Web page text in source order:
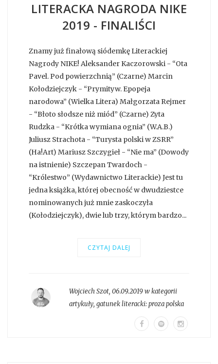
LITERACKA NAGRODA NIKE
2019 - FINALIŚCI
Znamy już finałową siódemkę Literackiej
Nagrody NIKE! Aleksander Kaczorowski - “Ota
Pavel. Pod powierzchnią” (Czarne) Marcin
Kołodziejczyk - “Prymityw. Epopeja
narodowa” (Wielka Litera) Małgorzata Rejmer
- “Błoto słodsze niż miód” (Czarne) Zyta
Rudzka - “Krótka wymiana ognia” (W.A.B.)
Juliusz Strachota - “Turysta polski w ZSRR”
(Ha!Art) Mariusz Szczygieł - “Nie ma” (Dowody
na istnienie) Szczepan Twardoch -
“Królestwo” (Wydawnictwo Literackie) Jest tu
jedna książka, której obecność w dwudziestce
nominowanych już mnie zaskoczyła
(Kołodziejczyk), dwie lub trzy, którym bardzo...
CZYTAJ DALEJ
Wojciech Szot, 06.09.2019 w kategorii
artykuły, gatunek literacki:proza polska